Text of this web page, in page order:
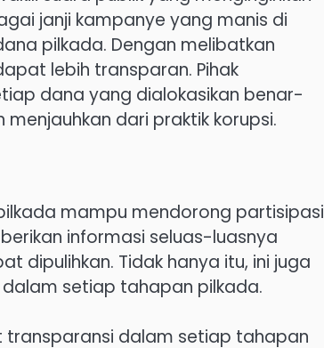
janji kampanye yang manis di
pilkada. Dengan melibatkan
lebih transparan. Pihak
dana yang dialokasikan benar-
dari praktik korupsi.
mampu mendorong partisipasi
informasi seluas-luasnya
dipulihkan. Tidak hanya itu, ini juga
setiap tahapan pilkada.
transparansi dalam setiap tahapan